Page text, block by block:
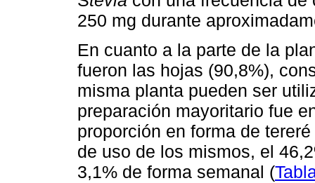
250 mg durante
En cuanto a la parte de la
fueron las hojas (90,8%),
misma planta pueden ser
preparación mayoritario fue
proporción en forma de
de uso de los mismos, el
3,1% de forma semanal (